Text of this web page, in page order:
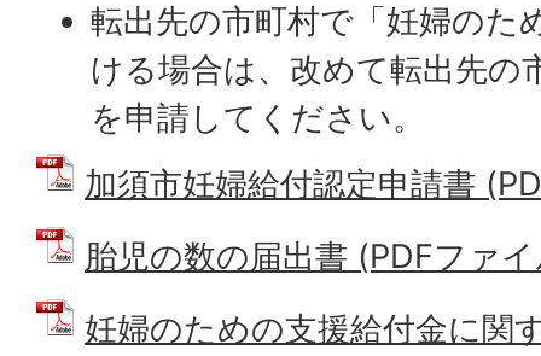
転出先の市町村で「妊婦のた
ける場合は、改めて転出先の
を申請してください。
加須市妊婦給付認定申請書
胎児の数の届出書 (PDFファ
妊婦のための支援給付金に関